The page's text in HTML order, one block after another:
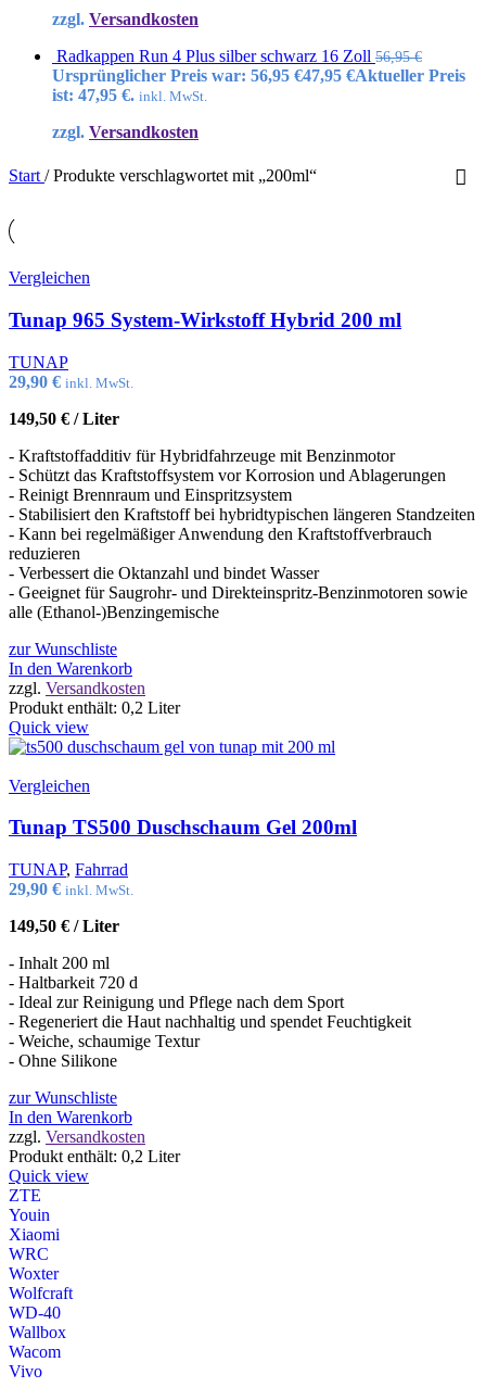
zzgl. Versandkosten
Radkappen Run 4 Plus silber schwarz 16 Zoll 56,95€
Ursprünglicher Preis war: 56,95 €47,95 €Aktueller Preis
ist: 47,95 €. inkl. MwSt.
zzgl. Versandkosten
Start / Produkte verschlagwortet mit „200ml“
Vergleichen
Tunap 965 System-Wirkstoff Hybrid 200 ml
TUNAP
29,90 € inkl. MwSt.
149,50 € /Liter
- Kraftstoffadditiv für Hybridfahrzeuge mit Benzinmotor
- Schützt das Kraftstoffsystem vor Korrosion und Ablagerungen
- Reinigt Brennraum und Einspritzsystem
- Stabilisiert den Kraftstoff bei hybridtypischen längeren Standzeiten
- Kann bei regelmäßiger Anwendung den Kraftstoffverbrauch
reduzieren
- Verbessert die Oktanzahl und bindet Wasser
- Geeignet für Saugrohr- und Direkteinspritz-Benzinmotoren sowie
alle (Ethanol-)Benzingemische
zur Wunschliste
In den Warenkorb
zzgl. Versandkosten
Produkt enthält: 0,2 Liter
Quick view
Vergleichen
Tunap TS500 Duschschaum Gel 200ml
TUNAP, Fahrrad
29,90 € inkl. MwSt.
149,50 € /Liter
- Inhalt 200 ml
- Haltbarkeit 720 d
- Ideal zur Reinigung und Pflege nach dem Sport
- Regeneriert die Haut nachhaltig und spendet Feuchtigkeit
- Weiche, schaumige Textur
- Ohne Silikone
zur Wunschliste
In den Warenkorb
zzgl. Versandkosten
Produkt enthält: 0,2 Liter
Quick view
ZTE
Youin
Xiaomi
WRC
Woxter
Wolfcraft
WD-40
Wallbox
Wacom
Vivo